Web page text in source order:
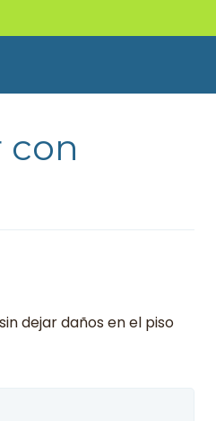
con
dejar daños en el piso